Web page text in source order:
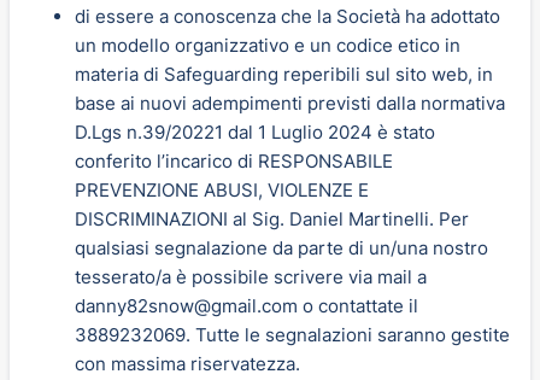
di essere a conoscenza che la Società ha adottato
un modello organizzativo e un codice etico in
materia di Safeguarding reperibili sul sito web, in
base ai nuovi adempimenti previsti dalla normativa
D.Lgs n.39/20221 dal 1 Luglio 2024 è stato
conferito l’incarico di RESPONSABILE
PREVENZIONE ABUSI, VIOLENZE E
DISCRIMINAZIONI al Sig. Daniel Martinelli. Per
qualsiasi segnalazione da parte di un/una nostro
tesserato/a è possibile scrivere via mail a
danny82snow@gmail.com o contattate il
3889232069. Tutte le segnalazioni saranno gestite
con massima riservatezza.